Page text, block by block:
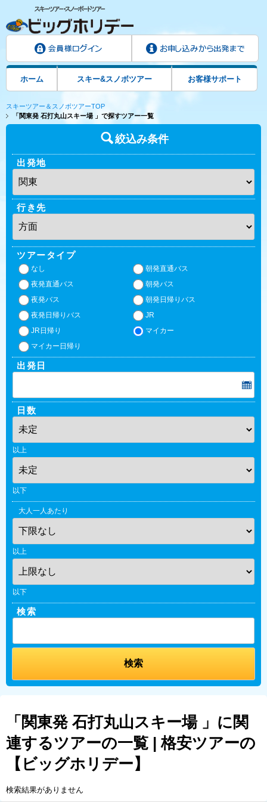
ホーム スキー&スノボツアー お客様サポート
スキーツアー＆スノボツアーTOP
「関東発 石打丸山スキー場 」で探すツアー一覧
絞込み条件
出発地
行き先
ツアータイプ
なし
朝発直通バス
夜発直通バス
朝発バス
夜発バス
朝発日帰りバス
夜発日帰りバス
JR
JR日帰り
マイカー
マイカー日帰り
出発日
日数
以上
以下
大人一人あたり
以上
以下
検索
「関東発 石打丸山スキー場 」に関
連するツアーの一覧 | 格安ツアーの
【ビッグホリデー】
検索結果がありません